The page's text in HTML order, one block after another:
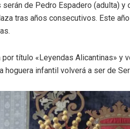
de Pedro Espadero (adulta)
tras años consecutivos. Este
por título «Leyendas Alicantinas» y
hoguera infantil volverá a ser de